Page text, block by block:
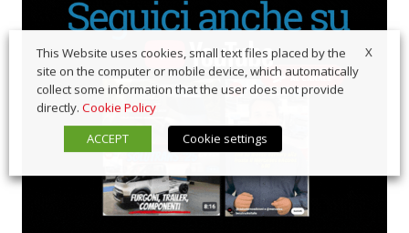
X
This Website uses cookies, small text files placed by the
site on the computer or mobile device, which automatically
collect some information that the user does not provide
directly. Cookie Policy
ACCEPT
Cookie settings